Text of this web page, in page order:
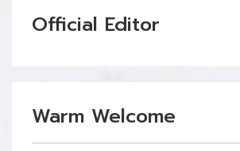
Official Editor
Warm Welcome